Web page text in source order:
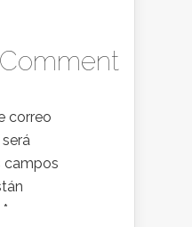
correo
campos
*